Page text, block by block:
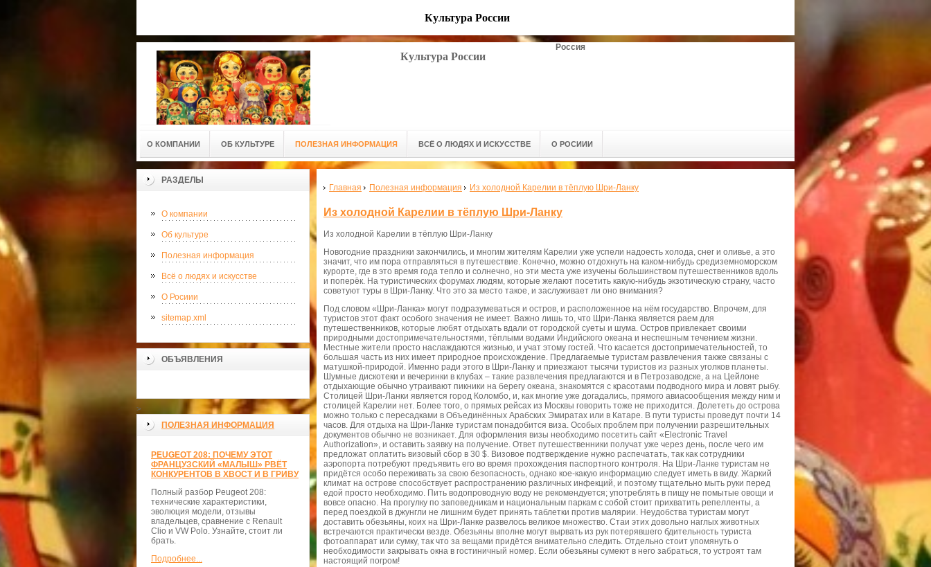
Культура России
Культура России
Россия
О КОМПАНИИ ОБ КУЛЬТУРЕ ПОЛЕЗНАЯ ИНФОРМАЦИЯ ВСЁ О ЛЮДЯХ И ИСКУССТВЕ О РОСИИИ
РАЗДЕЛЫ
О компании
Об культуре
Полезная информация
Всё о людях и искусстве
О Росиии
sitemap.xml
ОБЪЯВЛЕНИЯ
>
ПОЛЕЗНАЯ ИНФОРМАЦИЯ
PEUGEOT 208: ПОЧЕМУ ЭТОТ
ФРАНЦУЗСКИЙ «МАЛЫШ» РВЁТ
КОНКУРЕНТОВ В ХВОСТ И В ГРИВУ
Полный разбор Peugeot 208:
технические характеристики,
эволюция модели, отзывы
владельцев, сравнение с Renault
Clio и VW Polo. Узнайте, стоит ли
брать.
Подробнее...
Главная Полезная информация Из холодной Карелии в тёплую Шри-Ланку
Из холодной Карелии в тёплую Шри-Ланку
Из холодной Карелии в тёплую Шри-Ланку
Новогодние праздники закончились, и многим жителям Карелии уже успели надоесть холода, снег и оливье, а это
значит, что им пора отправляться в путешествие. Конечно, можно отдохнуть на каком-нибудь средиземноморском
курорте, где в это время года тепло и солнечно, но эти места уже изучены большинством путешественников вдоль
и поперёк. На туристических форумах людям, которые желают посетить какую-нибудь экзотическую страну, часто
советуют туры в Шри-Ланку. Что это за место такое, и заслуживает ли оно внимания?
Под словом «Шри-Ланка» могут подразумеваться и остров, и расположенное на нём государство. Впрочем, для
туристов этот факт особого значения не имеет. Важно лишь то, что Шри-Ланка является раем для
путешественников, которые любят отдыхать вдали от городской суеты и шума. Остров привлекает своими
природными достопримечательностями, тёплыми водами Индийского океана и неспешным течением жизни.
Местные жители просто наслаждаются жизнью, и учат этому гостей. Что касается достопримечательностей, то
большая часть из них имеет природное происхождение. Предлагаемые туристам развлечения также связаны с
матушкой-природой. Именно ради этого в Шри-Ланку и приезжают тысячи туристов из разных уголков планеты.
Шумные дискотеки и вечеринки в клубах – такие развлечения предлагаются и в Петрозаводске, а на Цейлоне
отдыхающие обычно утраивают пикники на берегу океана, знакомятся с красотами подводного мира и ловят рыбу.
Столицей Шри-Ланки является город Коломбо, и, как многие уже догадались, прямого авиасообщения между ним и
столицей Карелии нет. Более того, о прямых рейсах из Москвы говорить тоже не приходится. Долететь до острова
можно только с пересадками в Объединённых Арабских Эмиратах или в Катаре. В пути туристы проведут почти 14
часов. Для отдыха на Шри-Ланке туристам понадобится виза. Особых проблем при получении разрешительных
документов обычно не возникает. Для оформления визы необходимо посетить сайт «Electronic Travel
Authorization», и оставить заявку на получение. Ответ путешественники получат уже через день, после чего им
предложат оплатить визовый сбор в 30 $. Визовое подтверждение нужно распечатать, так как сотрудники
аэропорта потребуют предъявить его во время прохождения паспортного контроля. На Шри-Ланке туристам не
придётся особо переживать за свою безопасность, однако кое-какую информацию следует иметь в виду. Жаркий
климат на острове способствует распространению различных инфекций, и поэтому тщательно мыть руки перед
едой просто необходимо. Пить водопроводную воду не рекомендуется; употреблять в пищу не помытые овощи и
вовсе опасно. На прогулку по заповедникам и национальным паркам с собой стоит прихватить репелленты, а
перед поездкой в джунгли не лишним будет принять таблетки против малярии. Неудобства туристам могут
доставить обезьяны, коих на Шри-Ланке развелось великое множество. Стаи этих довольно наглых животных
встречаются практически везде. Обезьяны вполне могут вырвать из рук потерявшего бдительность туриста
фотоаппарат или сумку, так что за вещами придётся внимательно следить. Отдельно стоит упомянуть о
необходимости закрывать окна в гостиничный номер. Если обезьяны сумеют в него забраться, то устроят там
настоящий погром!